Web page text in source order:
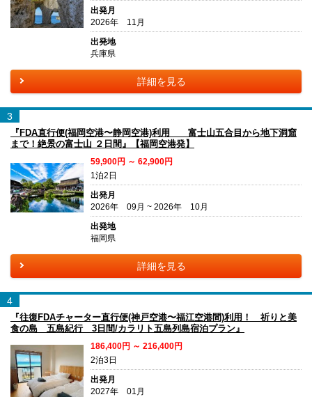
出発月
2026年 11月
出発地
兵庫県
詳細を見る
3
『FDA直行便(福岡空港〜静岡空港)利用 富士山五合目から地下洞窟
まで！絶景の富士山 ２日間』【福岡空港発】
59,900円 ～ 62,900円
1泊2日
出発月
2026年 09月 ~ 2026年 10月
出発地
福岡県
詳細を見る
4
『往復FDAチャーター直行便(神戸空港〜福江空港間)利用！ 祈りと美
食の島 五島紀行 3日間/カラリト五島列島宿泊プラン』
186,400円 ～ 216,400円
2泊3日
出発月
2027年 01月